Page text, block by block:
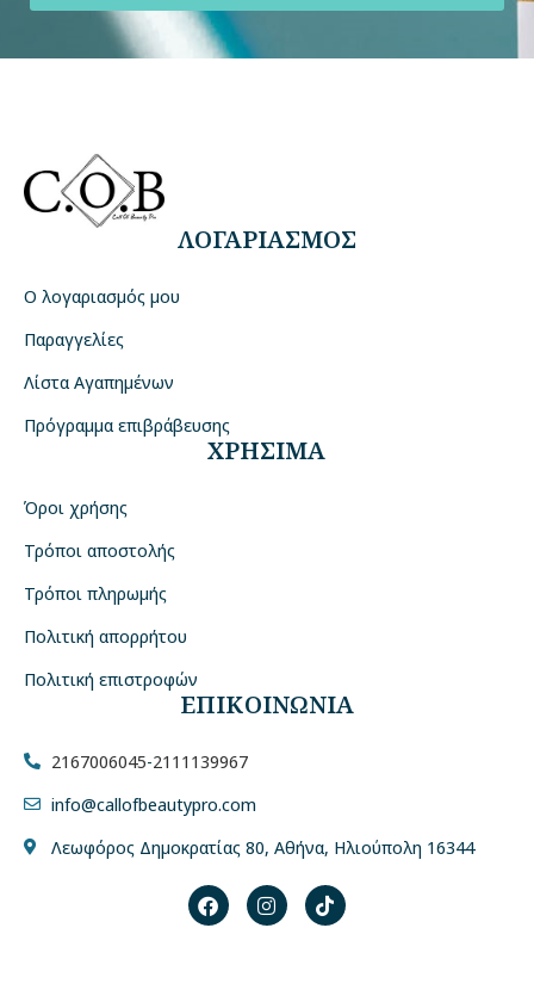
ΛΟΓΑΡΙΑΣΜΟΣ
Ο λογαριασμός μου
Παραγγελίες
Λίστα Αγαπημένων
Πρόγραμμα επιβράβευσης
ΧΡΗΣΙΜΑ
Όροι χρήσης
Τρόποι αποστολής
Τρόποι πληρωμής
Πολιτική απορρήτου
Πολιτική επιστροφών
ΕΠΙΚΟΙΝΩΝΙΑ
2167006045-2111139967
info@callofbeautypro.com
Λεωφόρος Δημοκρατίας 80, Αθήνα, Ηλιούπολη 16344